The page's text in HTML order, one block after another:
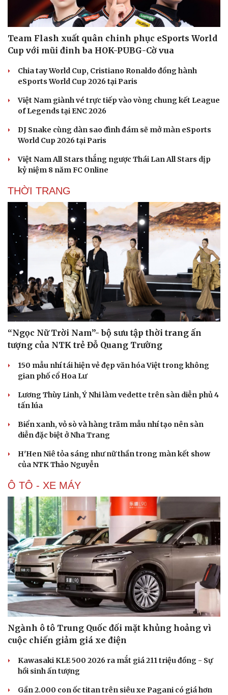
Sản phụ khoa
Nhi khoa
Nam khoa
Làm đẹp - giảm cân
Phòng mạch online
Ăn sạch sống khỏe
Tình yêu - Gia đình
Văn hóa
Sân khấu - Điện ảnh
Văn học
Âm nhạc
Di sản
Giải trí
Nghệ sĩ
Thời trang
Sao Việt
Team Flash xuất quân chinh phục eSports World
Cup với mũi đinh ba HOK-PUBG-Cờ vua
Chia tay World Cup, Cristiano Ronaldo đồng hành
eSports World Cup 2026 tại Paris
Việt Nam giành vé trực tiếp vào vòng chung kết League
of Legends tại ENC 2026
DJ Snake cùng dàn sao đình đám sẽ mở màn eSports
World Cup 2026 tại Paris
Việt Nam All Stars thắng ngược Thái Lan All Stars dịp
kỷ niệm 8 năm FC Online
THỜI TRANG
“Ngọc Nữ Trời Nam”- bộ sưu tập thời trang ấn
tượng của NTK trẻ Đỗ Quang Trường
150 mẫu nhí tái hiện vẻ đẹp văn hóa Việt trong không
gian phố cổ Hoa Lư
Lương Thùy Linh, Ý Nhi làm vedette trên sàn diễn phủ 4
tấn lúa
Biển xanh, vỏ sò và hàng trăm mẫu nhí tạo nên sàn
diễn đặc biệt ở Nha Trang
H'Hen Niê tỏa sáng như nữ thần trong màn kết show
của NTK Thảo Nguyễn
Ô TÔ - XE MÁY
Ngành ô tô Trung Quốc đối mặt khủng hoảng vì
cuộc chiến giảm giá xe điện
Kawasaki KLE 500 2026 ra mắt giá 211 triệu đồng - Sự
hồi sinh ấn tượng
Gần 2.000 con ốc titan trên siêu xe Pagani có giá hơn